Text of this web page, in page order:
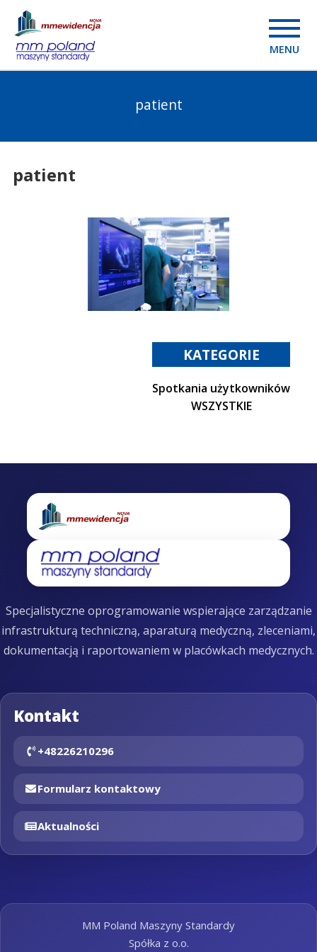
MENU
patient
patient
KATEGORIE
Spotkania użytkowników
WSZYSTKIE
Specjalistyczne oprogramowanie wspierające zarządzanie
infrastrukturą techniczną, aparaturą medyczną, zleceniami,
dokumentacją i raportowaniem w placówkach medycznych.
Kontakt
+48226210296
Formularz kontaktowy
Aktualności
MM Poland Maszyny Standardy
Spółka z o.o.